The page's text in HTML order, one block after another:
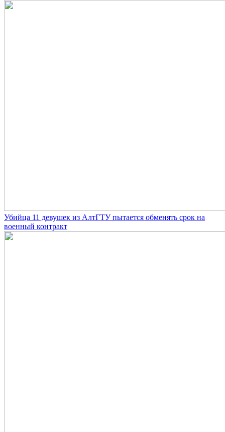
Убийца 11 девушек из АлтГТУ пытается обменять срок на
военный контракт